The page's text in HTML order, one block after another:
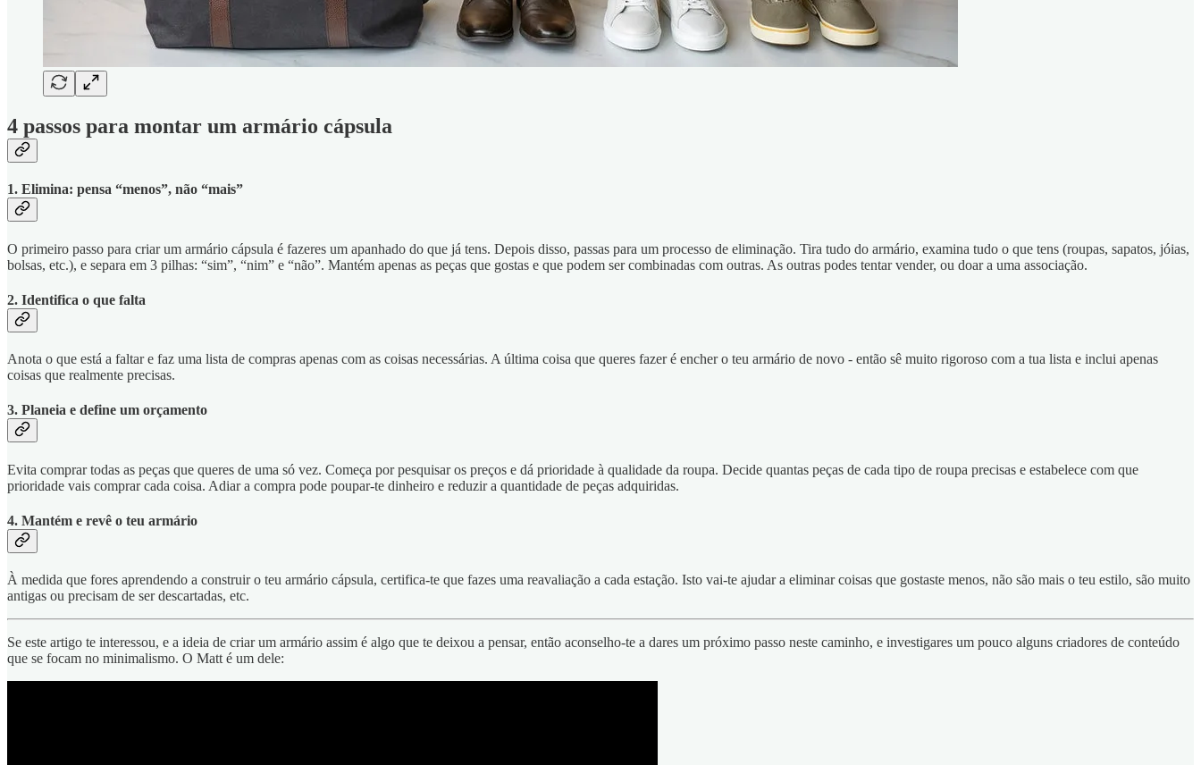
4 passos para montar um armário cápsula
1. Elimina: pensa “menos”, não “mais”
O primeiro passo para criar um armário cápsula é fazeres um apanhado do que já tens. Depois disso, passas para um processo de eliminação. Tira tudo do armário, examina tudo o que tens (roupas, sapatos, jóias,
bolsas, etc.), e separa em 3 pilhas: “sim”, “nim” e “não”. Mantém apenas as peças que gostas e que podem ser combinadas com outras. As outras podes tentar vender, ou doar a uma associação.
2. Identifica o que falta
Anota o que está a faltar e faz uma lista de compras apenas com as coisas necessárias. A última coisa que queres fazer é encher o teu armário de novo - então sê muito rigoroso com a tua lista e inclui apenas
coisas que realmente precisas.
3. Planeia e define um orçamento
Evita comprar todas as peças que queres de uma só vez. Começa por pesquisar os preços e dá prioridade à qualidade da roupa. Decide quantas peças de cada tipo de roupa precisas e estabelece com que
prioridade vais comprar cada coisa. Adiar a compra pode poupar-te dinheiro e reduzir a quantidade de peças adquiridas.
4. Mantém e revê o teu armário
À medida que fores aprendendo a construir o teu armário cápsula, certifica-te que fazes uma reavaliação a cada estação. Isto vai-te ajudar a eliminar coisas que gostaste menos, não são mais o teu estilo, são muito
antigas ou precisam de ser descartadas, etc.
Se este artigo te interessou, e a ideia de criar um armário assim é algo que te deixou a pensar, então aconselho-te a dares um próximo passo neste caminho, e investigares um pouco alguns criadores de conteúdo
que se focam no minimalismo. O Matt é um dele: